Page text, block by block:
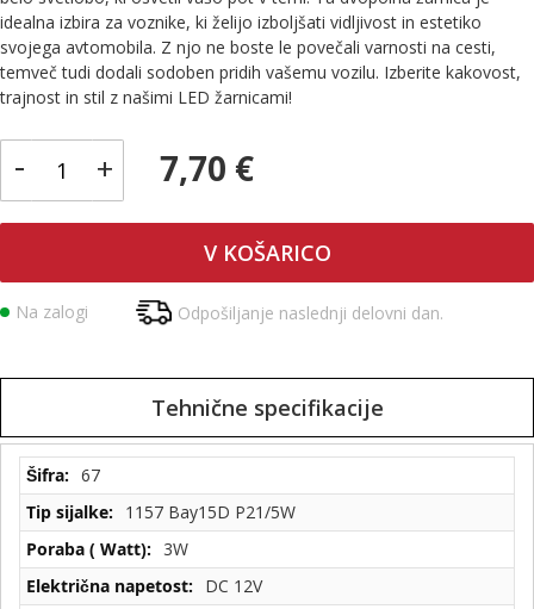
idealna izbira za voznike, ki želijo izboljšati vidljivost in estetiko
svojega avtomobila. Z njo ne boste le povečali varnosti na cesti,
temveč tudi dodali sodoben pridih vašemu vozilu. Izberite kakovost,
trajnost in stil z našimi LED žarnicami!
- + 7,70 €
V KOŠARICO
Na zalogi Odpošiljanje naslednji delovni dan.
Tehnične specifikacije
Tehnične
specifikacije
67
1157 Bay15D P21/5W
3W
DC 12V